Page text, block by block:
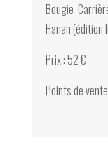
Bougie
Hanan (édition
Prix : 52 €
Points de